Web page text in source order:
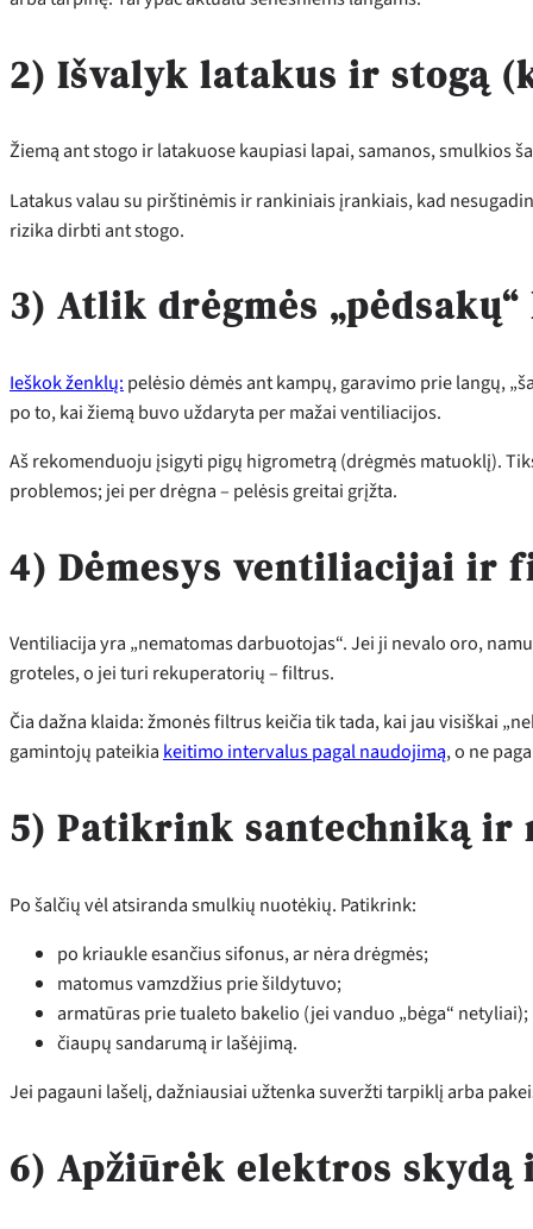
2) Išvalyk latakus ir stogą
Žiemą ant stogo ir latakuose kaupiasi lapai, samanos, smulkios
Latakus valau su pirštinėmis ir rankiniais įrankiais, kad
rizika dirbti ant stogo.
3) Atlik drėgmės
Ieškok ženklų: pelėsio dėmės ant kampų, garavimo prie langų,
po to, kai žiemą buvo uždaryta per mažai ventiliacijos.
Aš rekomenduoju įsigyti pigų higrometrą (drėgmės matuoklį).
problemos; jei per drėgna – pelėsis greitai grįžta.
4) Dėmesys ventiliacijai ir
Ventiliacija yra „nematomas darbuotojas“. Jei ji nevalo oro,
groteles, o jei turi rekuperatorių – filtrus.
Čia dažna klaida: žmonės filtrus keičia tik tada, kai jau visiškai
gamintojų pateikia keitimo intervalus pagal naudojimą, o ne
5) Patikrink santechniką ir
Po šalčių vėl atsiranda smulkių nuotėkių. Patikrink:
po kriaukle esančius sifonus, ar nėra drėgmės;
matomus vamzdžius prie šildytuvo;
armatūras prie tualeto bakelio (jei vanduo „bėga“ netyliai);
čiaupų sandarumą ir lašėjimą.
Jei pagauni lašelį, dažniausiai užtenka suveržti tarpiklį arba
6) Apžiūrėk elektros